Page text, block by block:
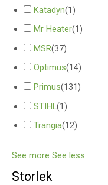
Katadyn(1)
Mr Heater(1)
MSR(37)
Optimus(14)
Primus(131)
STIHL(1)
Trangia(12)
See more See less
Storlek